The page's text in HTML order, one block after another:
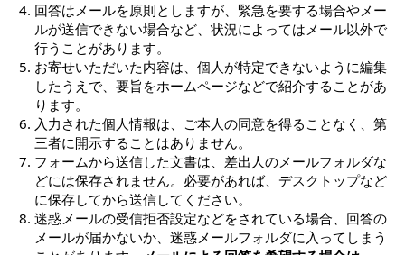
回答はメールを原則としますが、緊急を要する場合やメー
ルが送信できない場合など、状況によってはメール以外で
行うことがあります。
お寄せいただいた内容は、個人が特定できないように編集
したうえで、要旨をホームページなどで紹介することがあ
ります。
入力された個人情報は、ご本人の同意を得ることなく、第
三者に開示することはありません。
フォームから送信した文書は、差出人のメールフォルダな
どには保存されません。必要があれば、デスクトップなど
に保存してから送信してください。
迷惑メールの受信拒否設定などをされている場合、回答の
メールが届かないか、迷惑メールフォルダに入ってしまう